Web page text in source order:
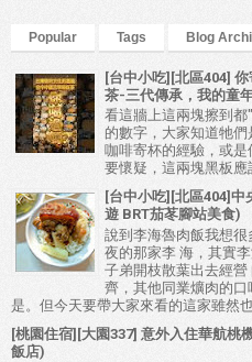
Popular Tags Blog
[台中小吃][北區404]
茶-三代傳承，我的童
看這牆上這兩塊擦到
的數字，大家知道牠
咖啡寄杯的經驗，或是
要懷疑，這兩塊黑板
[台中小吃][北區404]中
遊 BRT茄苳腳站美食)
說到李海魯肉飯我想
夜的那家李 海，其實
子弟開枝散葉出去經
齊，其他同業爌肉的
是。但今天要帶大家來看的這家雖然
[桃園住宿][大園337] 意外入住華航桃
飯店)